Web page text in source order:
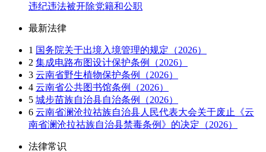
违纪违法被开除党籍和公职
最新法律
1 国务院关于出境入境管理的规定（2026）
2 集成电路布图设计保护条例（2026）
3 云南省野生植物保护条例（2026）
4 云南省公共图书馆条例（2026）
5 城步苗族自治县自治条例（2026）
6 云南省澜沧拉祜族自治县人民代表大会关于废止《云
南省澜沧拉祜族自治县禁毒条例》的决定（2026）
法律常识